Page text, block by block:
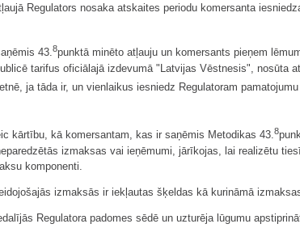
Regulators nosaka atskaites periodu komersanta
43.8punktā minēto atļauju un komersants pieņem
tarifus oficiālajā izdevumā "Latvijas Vēstnesis", nosūta
ja tāda ir, un vienlaikus iesniedz Regulatoram
kārtību, kā komersantam, kas ir saņēmis Metodikas 43.8
izmaksas vai ieņēmumi, jārīkojas, lai realizētu
komponenti.
izmaksās ir iekļautas šķeldas kā kurināmā
Regulatora padomes sēdē un uzturēja lūgumu